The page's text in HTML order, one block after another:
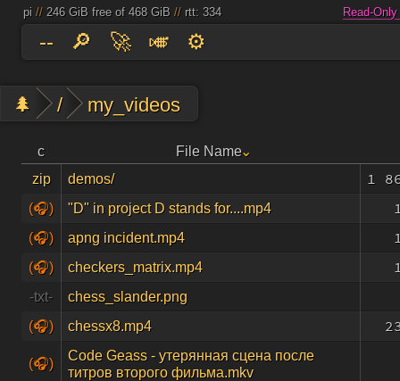
Read-
-- 🔎 🚀 🎺 ⚙️
🌲 / my_videos
c
File Name
zip
demos/ 1
(🎧) "D" in project D stands for....mp4
(🎧) apng incident.mp4
(🎧) checkers_matrix.mp4
-txt-
chess_slander.png
(🎧)
chessx8.mp4
(🎧)
Code Geass - утерянная сцена после
титров второго фильма.mkv
pi// 246 GiB free of 468 GiB// rtt: 334